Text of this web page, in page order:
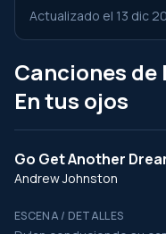
Actualizado el 13 dic
Canciones de
En tus ojos
Go Get Another
Andrew Johnston
ESCENA / DETALLES